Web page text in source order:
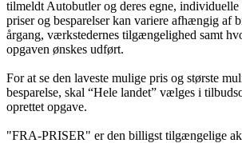
tilmeldt Autobutler og deres egne,
priser og besparelser kan variere afhængig af
årgang, værkstedernes tilgængelighed samt
opgaven ønskes udført.
For at se den laveste mulige pris og største
besparelse, skal “Hele landet” vælges i
oprettet opgave.
"FRA-PRISER" er den billigst tilgængelige